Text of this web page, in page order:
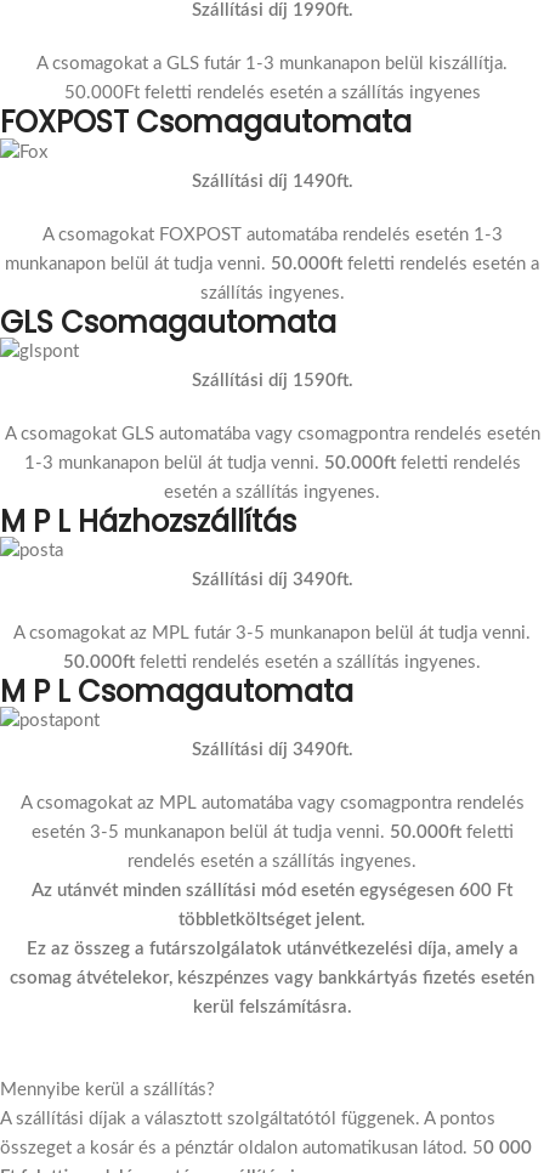
Szállítási díj 1990ft.
A csomagokat a GLS futár 1-3 munkanapon belül kiszállítja.
50.000Ft feletti rendelés esetén a szállítás ingyenes
FOXPOST Csomagautomata
Szállítási díj 1490ft.
A csomagokat FOXPOST automatába rendelés esetén 1-3
munkanapon belül át tudja venni. 50.000ft feletti rendelés esetén a
szállítás ingyenes.
GLS Csomagautomata
Szállítási díj 1590ft.
A csomagokat GLS automatába vagy csomagpontra rendelés esetén
1-3 munkanapon belül át tudja venni. 50.000ftfeletti rendelés
esetén a szállítás ingyenes.
M P L Házhozszállítás
Szállítási díj 3490ft.
A csomagokat az MPL futár 3-5 munkanapon belül át tudja venni.
50.000ft feletti rendelés esetén a szállítás ingyenes.
M P L Csomagautomata
Szállítási díj 3490ft.
A csomagokat az MPL automatába vagy csomagpontra rendelés
esetén 3-5 munkanapon belül át tudja venni. 50.000ftfeletti
rendelés esetén a szállítás ingyenes.
Az utánvét minden szállítási mód esetén egységesen 600 Ft
többletköltséget jelent.
Ez az összeg a futárszolgálatok utánvétkezelési díja, amely a
csomag átvételekor, készpénzes vagy bankkártyás fizetés esetén
kerül felszámításra.
Mennyibe kerül a szállítás?
A szállítási díjak a választott szolgáltatótól függenek. A pontos
összeget a kosár és a pénztár oldalon automatikusan látod. 50 000